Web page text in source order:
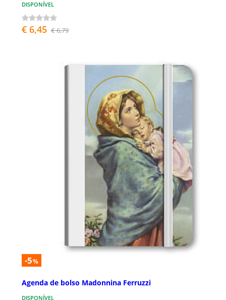
DISPONÍVEL
€ 6,45 € 6,79
-5%
Agenda de bolso Madonnina Ferruzzi
DISPONÍVEL